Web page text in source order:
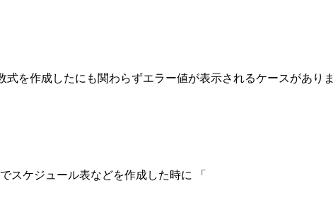
を作成したにも関わらずエラー値が表示されるケースがありま
ケジュール表などを作成した時に 「